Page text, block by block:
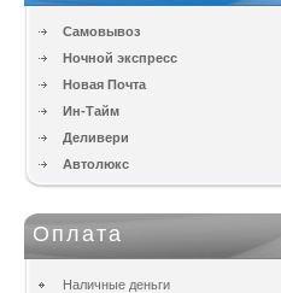
Самовывоз
Ночной экспресс
Новая Почта
Ин-Тайм
Деливери
Автолюкс
Оплата
Наличные деньги